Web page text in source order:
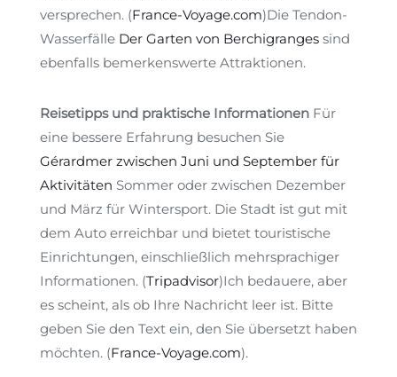
versprechen. (France-Voyage.com)Die Tendon-
Wasserfälle Der Garten von Berchigranges sind
ebenfalls bemerkenswerte Attraktionen.
Reisetipps und praktische Informationen Für
eine bessere Erfahrung besuchen Sie
Gérardmer zwischen Juni und September für
Aktivitäten Sommer oder zwischen Dezember
und März für Wintersport. Die Stadt ist gut mit
dem Auto erreichbar und bietet touristische
Einrichtungen, einschließlich mehrsprachiger
Informationen. (Tripadvisor)Ich bedauere, aber
es scheint, als ob Ihre Nachricht leer ist. Bitte
geben Sie den Text ein, den Sie übersetzt haben
möchten. (France-Voyage.com).